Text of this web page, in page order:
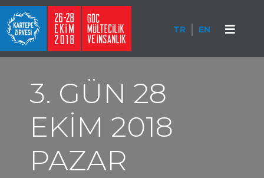
TR EN
3. GÜN 28
EKİM 2018
PAZAR